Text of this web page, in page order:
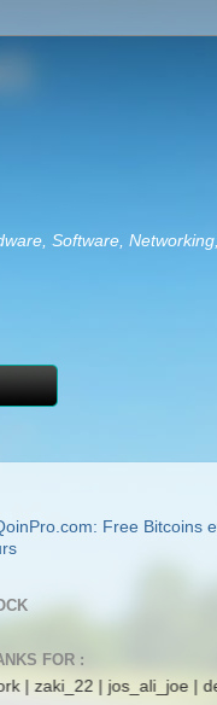
Software, Networking,
FOR :
| jos_ali_joe | dexter |